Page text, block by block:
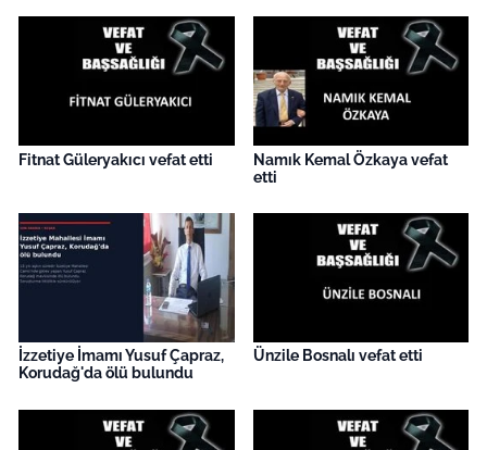
Fitnat Güleryakıcı vefat etti
Namık Kemal Özkaya vefat
etti
İzzetiye İmamı Yusuf Çapraz,
Korudağ'da ölü bulundu
Ünzile Bosnalı vefat etti
Finans
Genel-A